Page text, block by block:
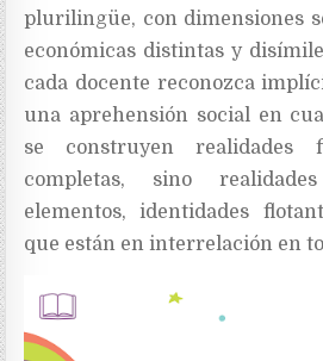
plurilingüe, con dimensiones
económicas distintas y
cada docente reconozca
una aprehensión social en
se construyen realidades
completas, sino
elementos, identidades
que están en interrelación en